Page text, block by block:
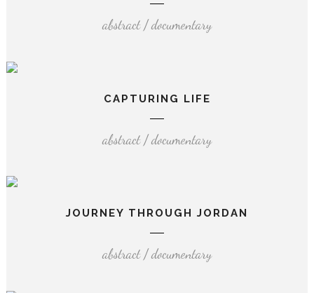
abstract / documentary
CAPTURING LIFE
abstract / documentary
JOURNEY THROUGH JORDAN
abstract / documentary